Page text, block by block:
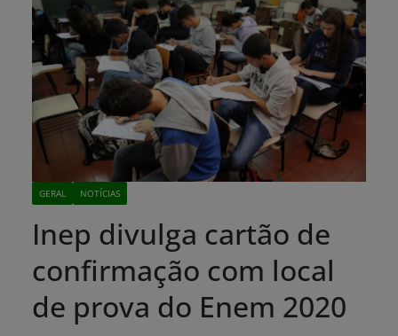
GERAL NOTÍCIAS
Inep divulga cartão de
confirmação com local
de prova do Enem 2020